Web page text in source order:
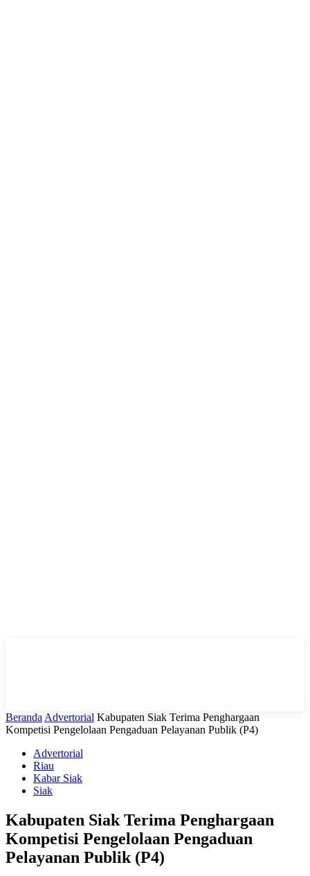
Beranda Advertorial Kabupaten Siak Terima Penghargaan
Kompetisi Pengelolaan Pengaduan Pelayanan Publik (P4)
Advertorial
Riau
Kabar Siak
Siak
Kabupaten Siak Terima Penghargaan
Kompetisi Pengelolaan Pengaduan
Pelayanan Publik (P4)